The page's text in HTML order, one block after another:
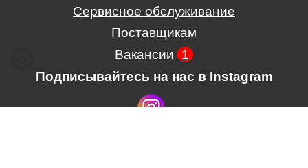
Сервисное обслуживание
Поставщикам
Вакансии 1
Подписывайтесь на нас в Instagram